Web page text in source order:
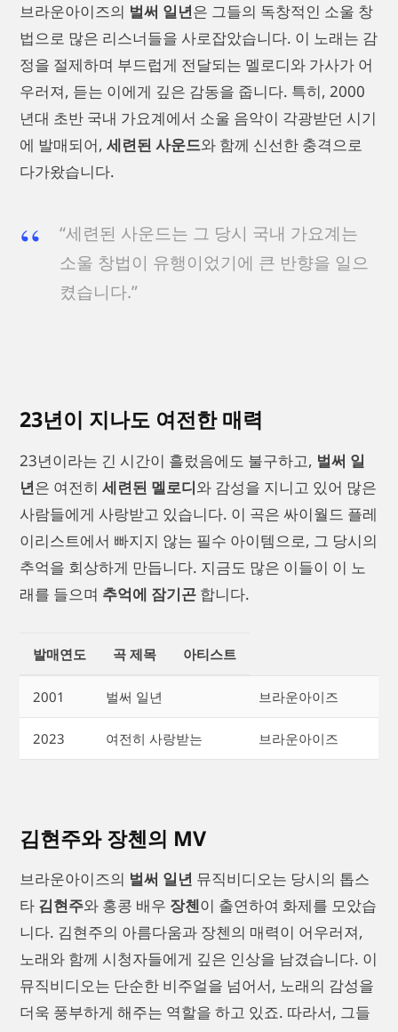
브라운아이즈의 벌써 일년은 그들의 독창적인 소울 창
법으로 많은 리스너들을 사로잡았습니다. 이 노래는 감
정을 절제하며 부드럽게 전달되는 멜로디와 가사가 어
우러져, 듣는 이에게 깊은 감동을 줍니다. 특히, 2000
년대 초반 국내 가요계에서 소울 음악이 각광받던 시기
에 발매되어, 세련된 사운드와 함께 신선한 충격으로
다가왔습니다.
“세련된 사운드는 그 당시 국내 가요계는
소울 창법이 유행이었기에 큰 반향을 일으
켰습니다.”
23년이 지나도 여전한 매력
23년이라는 긴 시간이 흘렀음에도 불구하고, 벌써 일
년은 여전히 세련된 멜로디와 감성을 지니고 있어 많은
사람들에게 사랑받고 있습니다. 이 곡은 싸이월드 플레
이리스트에서 빠지지 않는 필수 아이템으로, 그 당시의
추억을 회상하게 만듭니다. 지금도 많은 이들이 이 노
래를 들으며 추억에 잠기곤 합니다.
발매연도 곡 제목 아티스트
2001 벌써 일년 브라운아이즈
2023 여전히 사랑받는 브라운아이즈
김현주와 장첸의 MV
브라운아이즈의 벌써 일년 뮤직비디오는 당시의 톱스
타 김현주와 홍콩 배우 장첸이 출연하여 화제를 모았습
니다. 김현주의 아름다움과 장첸의 매력이 어우러져,
노래와 함께 시청자들에게 깊은 인상을 남겼습니다. 이
뮤직비디오는 단순한 비주얼을 넘어서, 노래의 감성을
더욱 풍부하게 해주는 역할을 하고 있죠. 따라서, 그들